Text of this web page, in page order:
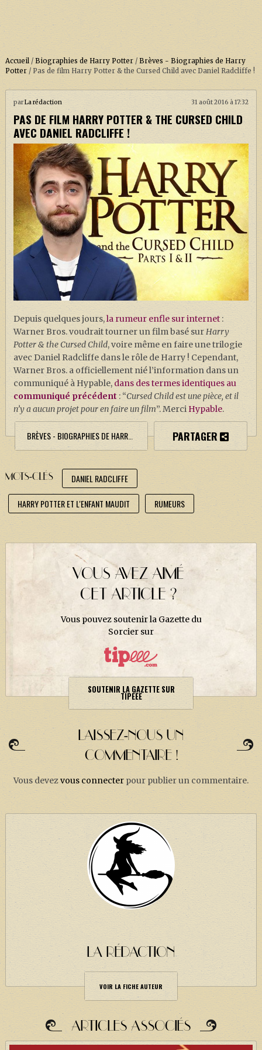
ACCUEIL
À PROPOS
SOUTENEZ-NOUS !
LA SÉRIE HARRY POTTER (REBOOT)
HARRY POTTER : LIVRES
BIOPICS DE HARRY POTTER
LES ANIMAUX FANTASTIQUES
J. K. ROWLING
ARTISANAT MOLDU
CULTURE
PODCASTS
LES GRANDS ARTICLES DE LA GAZETTE
DOSSIERS
JEUX
Accueil/ Biographies de Harry Potter/ Brèves - Biographies de Harry
Potter/ Pas de film Harry Potter & the Cursed Child avec Daniel Radcliffe !
parLa rédaction 31 août 2016 à 17:32
PAS DE FILM HARRY POTTER & THE CURSED CHILD
AVEC DANIEL RADCLIFFE !
Depuis quelques jours,la rumeur enfle sur internet:
Warner Bros. voudrait tourner un film basé surHarry
Potter & the Cursed Child, voire même en faire une trilogie
avec Daniel Radcliffe dans le rôle de Harry ! Cependant,
Warner Bros. a officiellement nié l’information dans un
communiqué à Hypable, dans des termes identiques au
communiqué précédent : “Cursed Child est une pièce, et il
n’y a aucun projet pour en faire un film”. Merci Hypable.
BRÈVES - BIOGRAPHIES DE HARRY POTTER PARTAGER
MOTS-CLÉS DANIEL RADCLIFFE
HARRY POTTER ET L'ENFANT MAUDIT RUMEURS
VOUS AVEZ AIMÉ
CET ARTICLE ?
Vous pouvez soutenir la Gazette du
Sorcier sur
SOUTENIR LA GAZETTE SUR
TIPEEE
LAISSEZ-NOUS UN
COMMENTAIRE !
Vous devezvous connecter pour publier un commentaire.
LA RÉDACTION
VOIR LA FICHE AUTEUR
ARTICLES ASSOCIÉS